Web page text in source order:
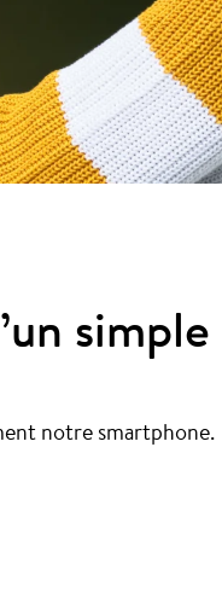
simple
notre smartphone.